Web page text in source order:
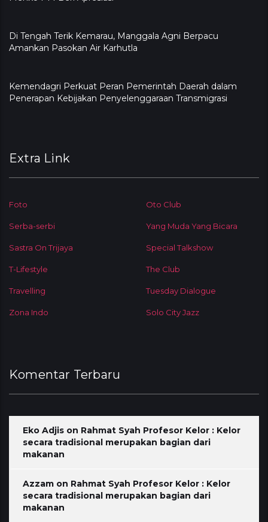
​Di Tengah Terik Kemarau, Manggala Agni Berpacu
Amankan Pasokan Air Karhutla
Kemendagri Perkuat Peran Pemerintah Daerah dalam
Penerapan Kebijakan Penyelenggaraan Transmigrasi
Extra Link
Foto Oto Club
Serba-serbi Yang Muda Yang Bicara
Sastra On Trijaya Special Talkshow
T-Lifestyle The Club
Travelling Tuesday Dialogue
Zona Indo Solo City Jazz
Komentar Terbaru
Eko Adjis on Rahmat Syah Profesor Kelor : Kelor
secara tradisional merupakan bagian dari
makanan
Azzam on Rahmat Syah Profesor Kelor : Kelor
secara tradisional merupakan bagian dari
makanan